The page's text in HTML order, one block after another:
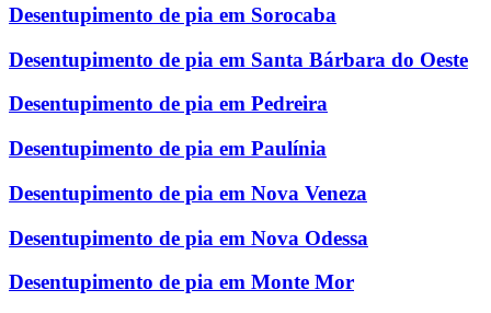
Desentupimento de pia em Sorocaba
Desentupimento de pia em Santa Bárbara do Oeste
Desentupimento de pia em Pedreira
Desentupimento de pia em Paulínia
Desentupimento de pia em Nova Veneza
Desentupimento de pia em Nova Odessa
Desentupimento de pia em Monte Mor